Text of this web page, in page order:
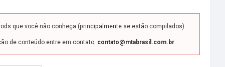
que você não conheça (principalmente se estão compilados)
de conteúdo entre em contato: contato@mtabrasil.com.br